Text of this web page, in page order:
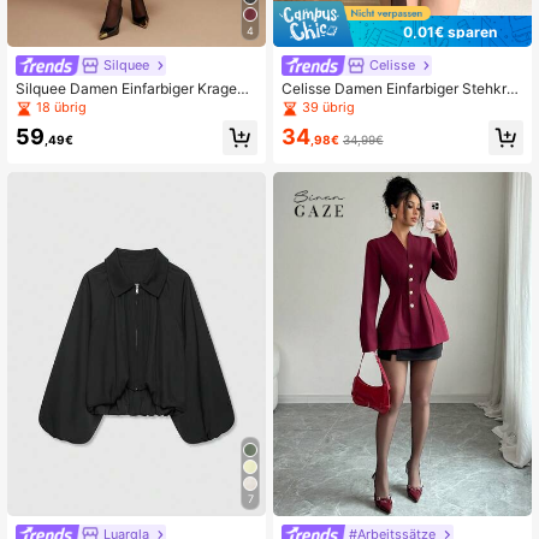
4
Silquee
Silquee Damen Einfarbiger Kragen
Langarm Doppelreiher Loose Fit PU
Leder Trenchcoat
18 übrig
59 ,49€
7
Luargla
0,01€ sparen
Celisse
Celisse Damen Einfarbiger Stehkra
gen Loser Trenchcoat
39 übrig
34 ,98€ 34,99€
#Arbeitssätze